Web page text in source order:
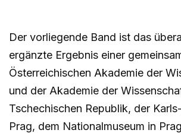
Der vorliegende Band ist das
ergänzte Ergebnis einer
Österreichischen Akademie der
und der Akademie der
Tschechischen Republik, der
Prag, dem Nationalmuseum in